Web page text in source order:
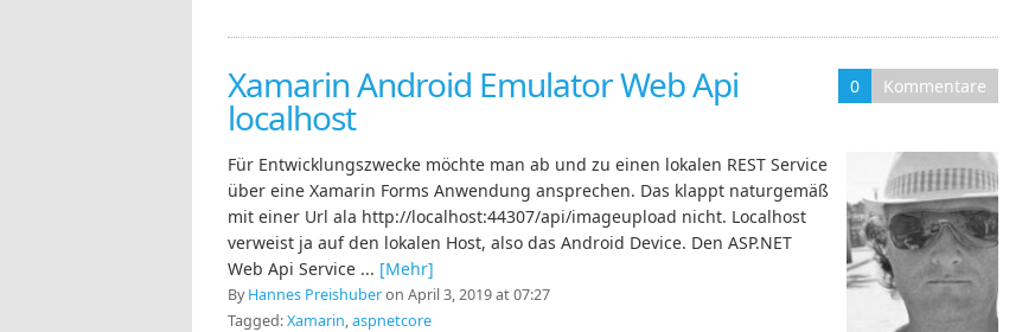
Xamarin Android Emulator Web Api
localhost
0 Kommentare
Für Entwicklungszwecke möchte man ab und zu einen lokalen REST Service
über eine Xamarin Forms Anwendung ansprechen. Das klappt naturgemäß
mit einer Url ala http://localhost:44307/api/imageupload nicht. Localhost
verweist ja auf den lokalen Host, also das Android Device. Den ASP.NET
Web Api Service ... [Mehr]
ByHannes Preishuberon April 3, 2019 at 07:27
Tagged:Xamarin,aspnetcore